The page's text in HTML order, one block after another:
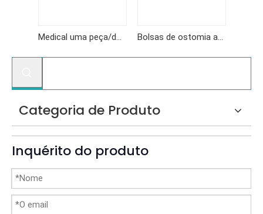
Medical uma peça/duas peças adesivo hidrocolóide saco de colostomia de colostomia de colostomia por atacado Bolsas de ostomia abertas uma bolsa de ostomia de colostomia
Categoria de Produto
Inquérito do produto